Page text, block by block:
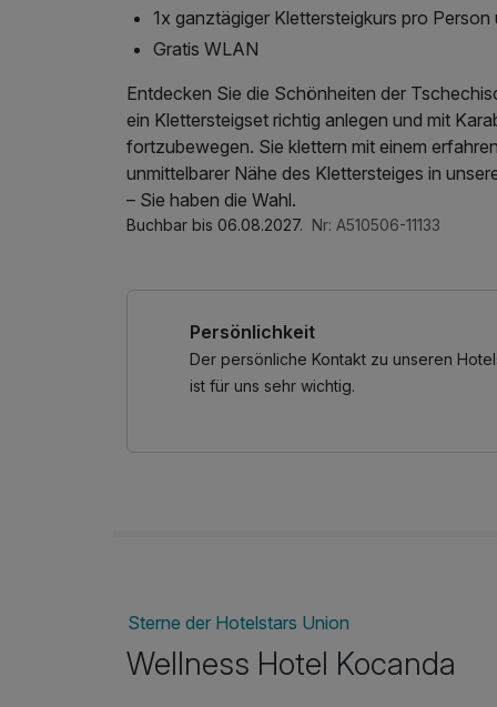
1x ganztägiger Klettersteigkurs pro
Gratis WLAN
Entdecken Sie die Schönheiten der
ein Klettersteigset richtig anlegen und mit
fortzubewegen. Sie klettern mit einem
unmittelbarer Nähe des Klettersteiges in
– Sie haben die Wahl.
Buchbar bis 06.08.2027. Nr: A510506-11133
Persönlichkeit
Der persönliche Kontakt zu unseren
ist für uns sehr wichtig.
Sterne der Hotelstars Union
Wellness Hotel Kocanda